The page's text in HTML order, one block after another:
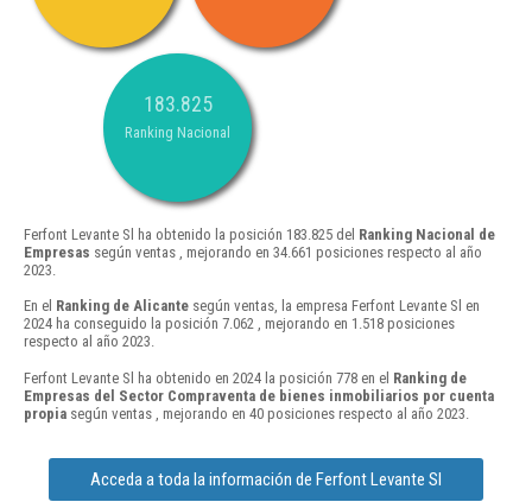
183.825
Ranking Nacional
Ferfont Levante Sl ha obtenido la posición 183.825 del Ranking Nacional de
Empresas según ventas , mejorando en 34.661 posiciones respecto al año
2023.
En el Ranking de Alicante según ventas, la empresa Ferfont Levante Sl en
2024 ha conseguido la posición 7.062 , mejorando en 1.518 posiciones
respecto al año 2023.
Ferfont Levante Sl ha obtenido en 2024 la posición 778 en el Ranking de
Empresas del Sector Compraventa de bienes inmobiliarios por cuenta
propia según ventas , mejorando en 40 posiciones respecto al año 2023.
Acceda a toda la información de Ferfont Levante Sl